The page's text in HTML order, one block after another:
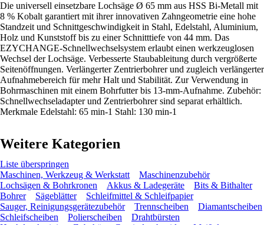
Die universell einsetzbare Lochsäge Ø 65 mm aus HSS Bi-Metall mit
8 % Kobalt garantiert mit ihrer innovativen Zahngeometrie eine hohe
Standzeit und Schnittgeschwindigkeit in Stahl, Edelstahl, Aluminium,
Holz und Kunststoff bis zu einer Schnitttiefe von 44 mm. Das
EZYCHANGE-Schnellwechselsystem erlaubt einen werkzeuglosen
Wechsel der Lochsäge. Verbesserte Staubableitung durch vergrößerte
Seitenöffnungen. Verlängerter Zentrierbohrer und zugleich verlängerter
Aufnahmebereich für mehr Halt und Stabilität. Zur Verwendung in
Bohrmaschinen mit einem Bohrfutter bis 13-mm-Aufnahme. Zubehör:
Schnellwechseladapter und Zentrierbohrer sind separat erhältlich.
Merkmale Edelstahl: 65 min-1 Stahl: 130 min-1
Weitere Kategorien
Liste überspringen
Maschinen, Werkzeug & Werkstatt
Maschinenzubehör
Lochsägen & Bohrkronen
Akkus & Ladegeräte
Bits & Bithalter
Bohrer
Sägeblätter
Schleifmittel & Schleifpapier
Sauger, Reinigungsgerätezubehör
Trennscheiben
Diamantscheiben
Schleifscheiben
Polierscheiben
Drahtbürsten